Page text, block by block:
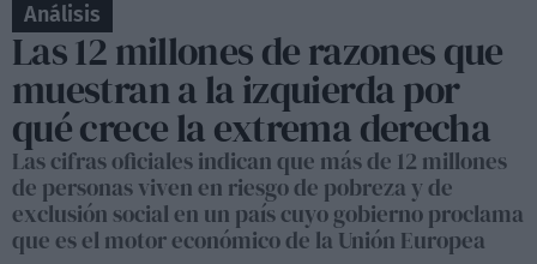
Análisis
Las 12 millones de razones que
muestran a la izquierda por
qué crece la extrema derecha
Las cifras oficiales indican que más de 12 millones
de personas viven en riesgo de pobreza y de
exclusión social en un país cuyo gobierno proclama
que es el motor económico de la Unión Europea